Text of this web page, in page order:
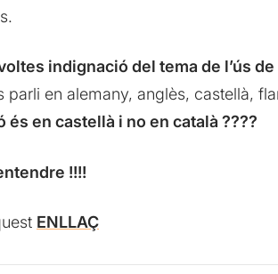
indignació del tema de l’ús
en alemany, anglès, castellà,
en castellà i no en català ????
!!!!
ENLLAÇ